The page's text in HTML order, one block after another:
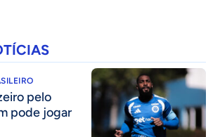
pelo
pode jogar